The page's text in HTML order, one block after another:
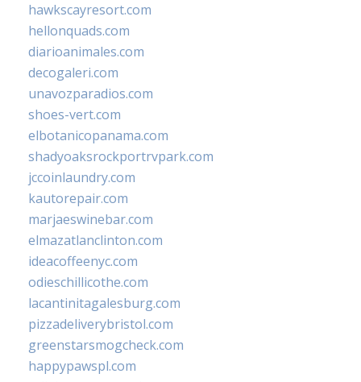
hawkscayresort.com
hellonquads.com
diarioanimales.com
decogaleri.com
unavozparadios.com
shoes-vert.com
elbotanicopanama.com
shadyoaksrockportrvpark.com
jccoinlaundry.com
kautorepair.com
marjaeswinebar.com
elmazatlanclinton.com
ideacoffeenyc.com
odieschillicothe.com
lacantinitagalesburg.com
pizzadeliverybristol.com
greenstarsmogcheck.com
happypawspl.com